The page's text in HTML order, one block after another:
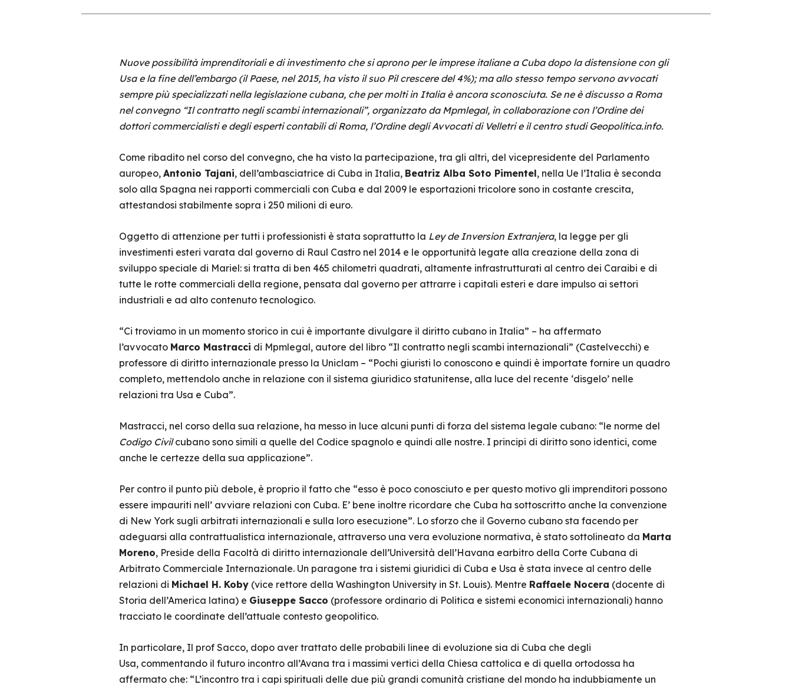
Nuove possibilità imprenditoriali e di investimento che si aprono per le imprese italiane a Cuba dopo la distensione con gli
Usa e la fine dell’embargo (il Paese, nel 2015, ha visto il suo Pil crescere del 4%); ma allo stesso tempo servono avvocati
sempre più specializzati nella legislazione cubana, che per molti in Italia è ancora sconosciuta. Se ne è discusso a Roma
nel convegno “Il contratto negli scambi internazionali”, organizzato da Mpmlegal, in collaborazione con l’Ordine dei
dottori commercialisti e degli esperti contabili di Roma, l’Ordine degli Avvocati di Velletri e il centro studi Geopolitica.info.
Come ribadito nel corso del convegno, che ha visto la partecipazione, tra gli altri, del vicepresidente del Parlamento
auropeo, Antonio Tajani, dell’ambasciatrice di Cuba in Italia, Beatriz Alba Soto Pimentel, nella Ue l’Italia è seconda
solo alla Spagna nei rapporti commerciali con Cuba e dal 2009 le esportazioni tricolore sono in costante crescita,
attestandosi stabilmente sopra i 250 milioni di euro.
Oggetto di attenzione per tutti i professionisti è stata soprattutto la Ley de Inversion Extranjera, la legge per gli
investimenti esteri varata dal governo di Raul Castro nel 2014 e le opportunità legate alla creazione della zona di
sviluppo speciale di Mariel: si tratta di ben 465 chilometri quadrati, altamente infrastrutturati al centro dei Caraibi e di
tutte le rotte commerciali della regione, pensata dal governo per attrarre i capitali esteri e dare impulso ai settori
industriali e ad alto contenuto tecnologico.
“Ci troviamo in un momento storico in cui è importante divulgare il diritto cubano in Italia” – ha affermato
l’avvocato Marco Mastracci di Mpmlegal, autore del libro “Il contratto negli scambi internazionali” (Castelvecchi) e
professore di diritto internazionale presso la Uniclam – “Pochi giuristi lo conoscono e quindi è importate fornire un quadro
completo, mettendolo anche in relazione con il sistema giuridico statunitense, alla luce del recente ‘disgelo’ nelle
relazioni tra Usa e Cuba”.
Mastracci, nel corso della sua relazione, ha messo in luce alcuni punti di forza del sistema legale cubano: “le norme del
Codigo Civilcubano sono simili a quelle del Codice spagnolo e quindi alle nostre. I principi di diritto sono identici, come
anche le certezze della sua applicazione”.
Per contro il punto più debole, è proprio il fatto che “esso è poco conosciuto e per questo motivo gli imprenditori possono
essere impauriti nell’ avviare relazioni con Cuba. E’ bene inoltre ricordare che Cuba ha sottoscritto anche la convenzione
di New York sugli arbitrati internazionali e sulla loro esecuzione”. Lo sforzo che il Governo cubano sta facendo per
adeguarsi alla contrattualistica internazionale, attraverso una vera evoluzione normativa, è stato sottolineato da Marta
Moreno, Preside della Facoltà di diritto internazionale dell’Università dell’Havana earbitro della Corte Cubana di
Arbitrato Commerciale Internazionale. Un paragone tra i sistemi giuridici di Cuba e Usa è stata invece al centro delle
relazioni di Michael H. Koby(vice rettore della Washington University in St. Louis). Mentre Raffaele Nocera (docente di
Storia dell’America latina) e Giuseppe Sacco (professore ordinario di Politica e sistemi economici internazionali) hanno
tracciato le coordinate dell’attuale contesto geopolitico.
In particolare, Il prof Sacco, dopo aver trattato delle probabili linee di evoluzione sia di Cuba che degli
Usa, commentando il futuro incontro all’Avana tra i massimi vertici della Chiesa cattolica e di quella ortodossa ha
affermato che: “L’incontro tra i capi spirituali delle due più grandi comunità cristiane del mondo ha indubbiamente un